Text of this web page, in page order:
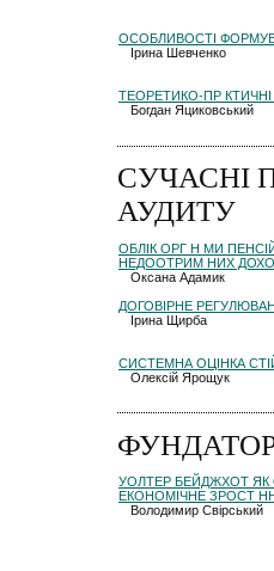
ОСОБЛИВОСТІ
Ірина Шевченко
ТЕОРЕТИКО-ПР
Богдан Яциковський
СУЧАСНІ
АУДИТУ
ОБЛІК ОРГ Н МИ
НЕДООТРИМ НИХ
Оксана Адамик
ДОГОВІРНЕ
Ірина Щирба
СИСТЕМНА ОЦІНКА
Олексій Ярощук
УОЛТЕР БЕЙДЖХОТ ЯК
ЕКОНОМІЧНЕ ЗРОСТ
Володимир Свірський